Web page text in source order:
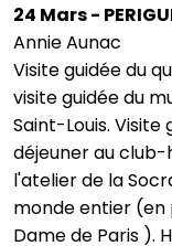
24 Mars -
Annie Aunac
Visite guidée du
visite guidée du
Saint-Louis.
déjeuner au club-
l'atelier de la
monde entier
Dame de Paris ).